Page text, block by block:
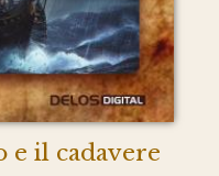
e il cadavere